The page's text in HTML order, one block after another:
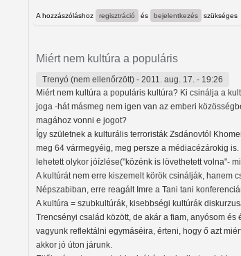
A hozzászóláshoz regisztráció és bejelentkezés szükséges
Miért nem kultúra a populáris
Trenyó (nem ellenőrzött) - 2011. aug. 17. - 19:26
Miért nem kultúra a populáris kultúra? Ki csinálja a
joga -hát másmeg nem igen van az emberi
magához vonni e jogot?
Így születnek a kulturális terroristák Zsdánovtól
meg 64 vármegyéig, meg persze a médiacézárokig
lehetett olykor jóízlése("közénk is lövethetett volna"-
A kultúrát nem erre kiszemelt körök csinálják, hanem
Népszabiban, erre reagált Imre a Tani tani
A kultúra = szubkultúrák, kisebbségi kultúrák
Trencsényi család között, de akár a fiam, anyósom és
vagyunk reflektálni egymáséira, érteni, hogy ő azt
akkor jó úton járunk.